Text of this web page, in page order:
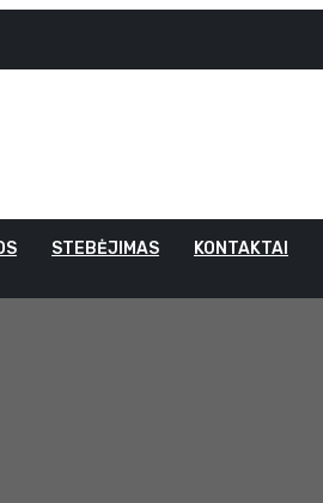
STEBĖJIMAS KONTAKTAI